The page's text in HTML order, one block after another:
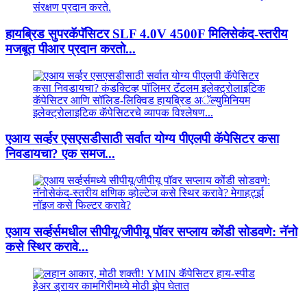
हायब्रिड सुपरकॅपॅसिटर SLF 4.0V 4500F मिलिसेकंद-स्तरीय
मजबूत पीआर प्रदान करतो...
एआय सर्व्हर एसएसडीसाठी सर्वात योग्य पीएलपी कॅपेसिटर कसा
निवडायचा? एक समज...
एआय सर्व्हर्समधील सीपीयू/जीपीयू पॉवर सप्लाय कोंडी सोडवणे: नॅनो
कसे स्थिर करावे...